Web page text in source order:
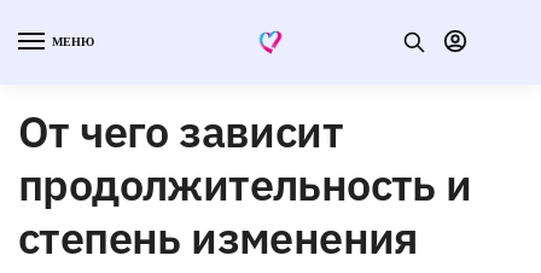
МЕНЮ
От чего зависит
продолжительность и
степень изменения